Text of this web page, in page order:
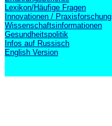
Lexikon/Häufige Fragen
Innovationen / Praxisforschung
Wissenschaftsinformationen
Gesundheitspolitik
Infos auf Russisch
English Version